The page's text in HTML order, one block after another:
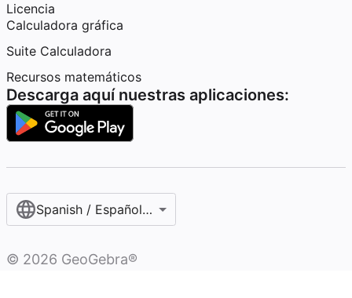
Licencia
Calculadora gráfica
Suite Calculadora
Recursos matemáticos
Descarga aquí nuestras aplicaciones:
Spanish / Español (internacional)
© 2026 GeoGebra®